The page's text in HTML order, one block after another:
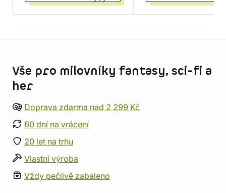
Vše pro milovníky fantasy, sci-fi a
her
Doprava zdarma nad 2 299 Kč
60 dní na vrácení
20 let na trhu
Vlastní výroba
Vždy pečlivě zabaleno